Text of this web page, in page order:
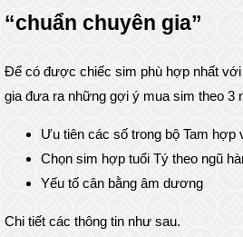
“chuẩn chuyên gia”
Để có được chiếc sim phù hợp nhất
gia đưa ra những gợi ý mua sim theo 3
Ưu tiên các số trong bộ Tam hợp
Chọn sim hợp tuổi Tý theo ngũ
Yếu tố cân bằng âm dương
Chi tiết các thông tin như sau.